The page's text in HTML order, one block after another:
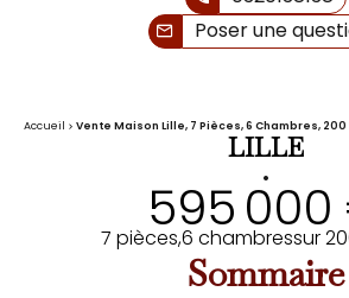
Poser une
Accueil Vente Maison Lille, 7 Pièces, 6 Chambres, 200
LILLE
•
595
7 pièces,6 chambressur
Sommaire